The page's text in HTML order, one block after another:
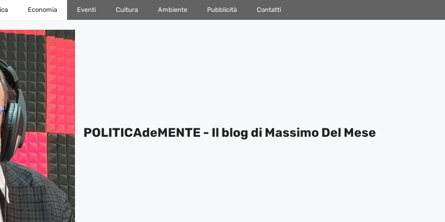
Economia Eventi Cultura Ambiente Pubblicità Contatti
POLITICAdeMENTE - Il blog di Massimo Del Mese